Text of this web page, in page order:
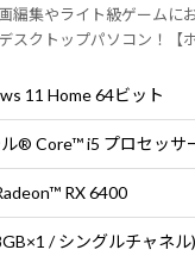
編集やライト級ゲームに
スクトップパソコン！【
11 Home 64ビット
RX 6400
/ シングルチャネル)